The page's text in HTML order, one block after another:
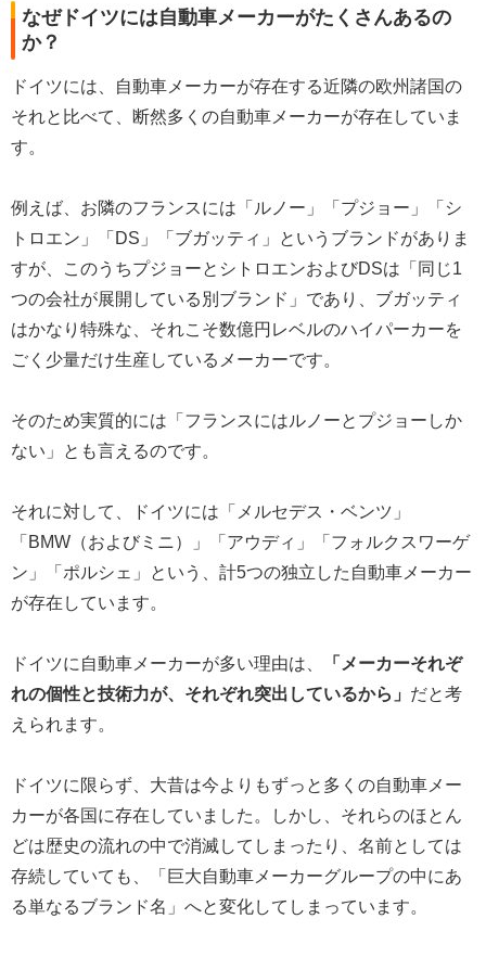
なぜドイツには自動車メーカーがたくさんあるの
か？
ドイツには、自動車メーカーが存在する近隣の欧州諸国の
それと比べて、断然多くの自動車メーカーが存在していま
す。
例えば、お隣のフランスには「ルノー」「プジョー」「シ
トロエン」「DS」「ブガッティ」というブランドがありま
すが、このうちプジョーとシトロエンおよびDSは「同じ1
つの会社が展開している別ブランド」であり、ブガッティ
はかなり特殊な、それこそ数億円レベルのハイパーカーを
ごく少量だけ生産しているメーカーです。
そのため実質的には「フランスにはルノーとプジョーしか
ない」とも言えるのです。
それに対して、ドイツには「メルセデス・ベンツ」
「BMW（およびミニ）」「アウディ」「フォルクスワーゲ
ン」「ポルシェ」という、計5つの独立した自動車メーカー
が存在しています。
ドイツに自動車メーカーが多い理由は、
「メーカーそれぞ
れの個性と技術力が、それぞれ突出しているから」 だと考
えられます。
ドイツに限らず、大昔は今よりもずっと多くの自動車メー
カーが各国に存在していました。しかし、それらのほとん
どは歴史の流れの中で消滅してしまったり、名前としては
存続していても、「巨大自動車メーカーグループの中にあ
る単なるブランド名」へと変化してしまっています。